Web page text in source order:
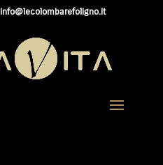
info@lecolombarefoligno.it